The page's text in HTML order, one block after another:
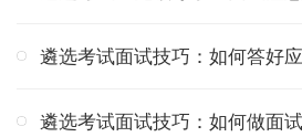
遴选考试面试技巧：如何答好
遴选考试面试技巧：如何做面